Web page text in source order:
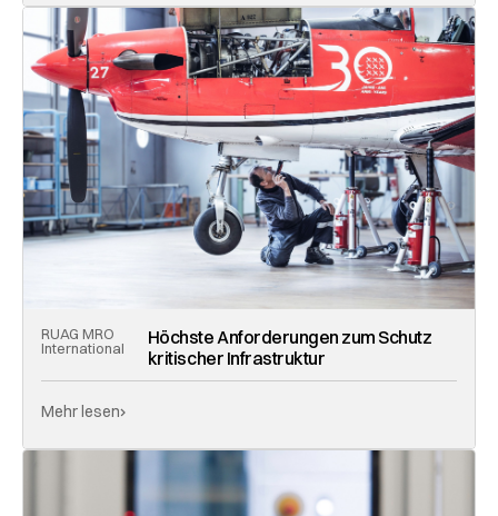
RUAG MRO
International
Höchste Anforderungen zum Schutz
kritischer Infrastruktur
Mehr lesen